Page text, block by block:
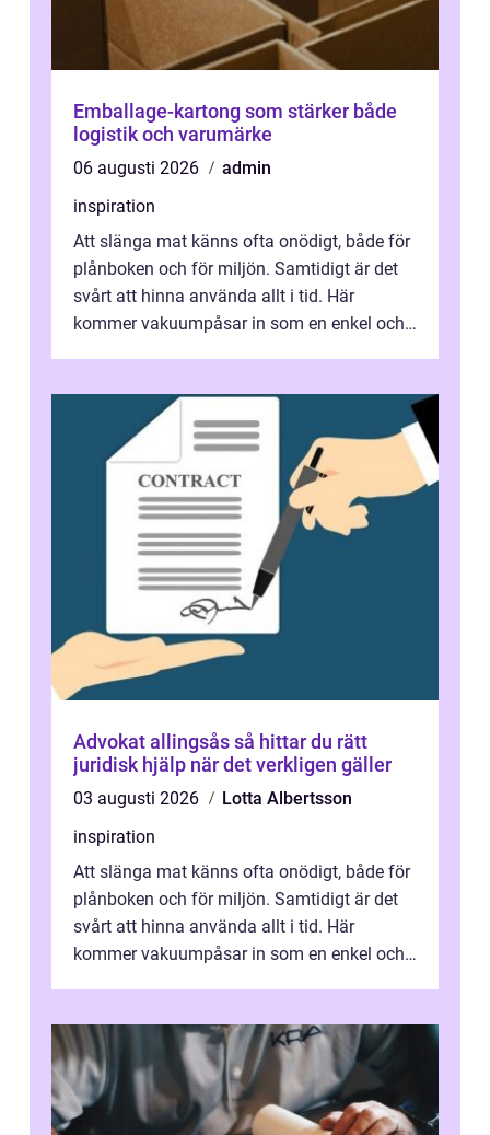
Emballage-kartong som stärker både
logistik och varumärke
06 augusti 2026
admin
inspiration
Att slänga mat känns ofta onödigt, både för
plånboken och för miljön. Samtidigt är det
svårt att hinna använda allt i tid. Här
kommer vakuumpåsar in som en enkel och
Advokat allingsås så hittar du rätt
juridisk hjälp när det verkligen gäller
03 augusti 2026
Lotta Albertsson
inspiration
Att slänga mat känns ofta onödigt, både för
plånboken och för miljön. Samtidigt är det
svårt att hinna använda allt i tid. Här
kommer vakuumpåsar in som en enkel och